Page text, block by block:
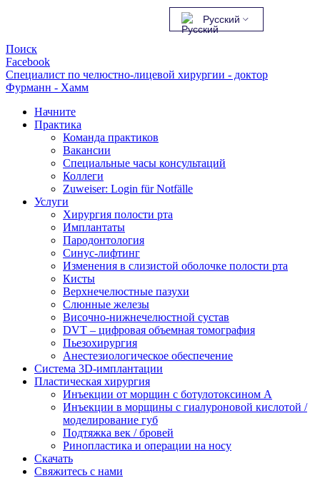
Русский
Поиск
Facebook
Специалист по челюстно-лицевой хирургии - доктор
Фурманн - Хамм
Начните
Практика
Команда практиков
Вакансии
Специальные часы консультаций
Коллеги
Zuweiser: Login für Notfälle
Услуги
Хирургия полости рта
Имплантаты
Пародонтология
Синус-лифтинг
Изменения в слизистой оболочке полости рта
Кисты
Верхнечелюстные пазухи
Слюнные железы
Височно-нижнечелюстной сустав
DVT – цифровая объемная томография
Пьезохирургия
Анестезиологическое обеспечение
Система 3D-имплантации
Пластическая хирургия
Инъекции от морщин с ботулотоксином А
Инъекции в морщины с гиалуроновой кислотой /
моделирование губ
Подтяжка век / бровей
Ринопластика и операции на носу
Скачать
Свяжитесь с нами